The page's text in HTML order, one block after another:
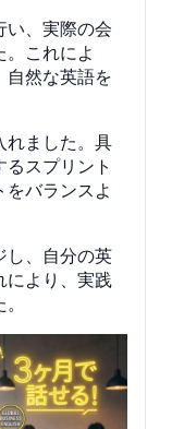
い、実際の会
これによ
自然な英語を
れました。具
スプリント
バランスよ
し、自分の英
により、実践